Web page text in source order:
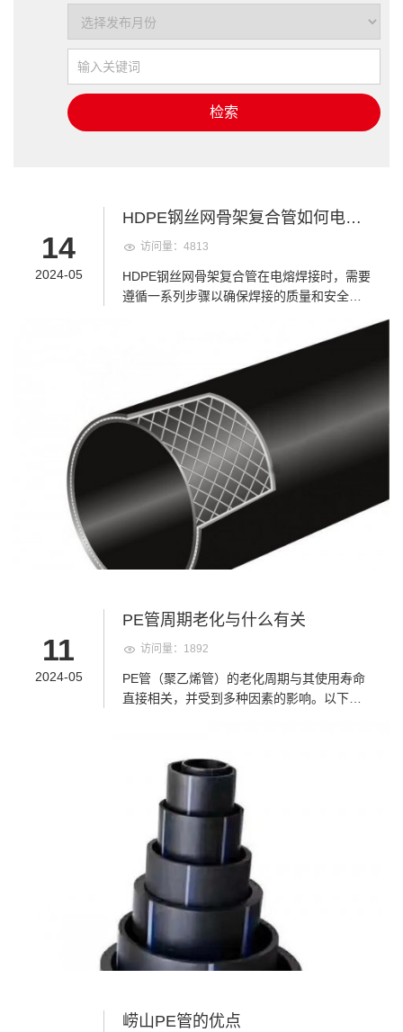
检索
14
2024-05
HDPE钢丝网骨架复合管如何电熔
焊接？
访问量：4813
HDPE钢丝网骨架复合管在电熔焊接时，需要
遵循一系列步骤以确保焊接的质量和安全
之前，确保工作环境安全，并准备好所需的
工具和材料。检查电熔焊机是否正常运行，
并确保其接地良好。同时，清除管道端口的
油污、氧化物等杂质，以保证焊接质量。 2.
切割与打磨：根据需要的长度，使用合适的
工具将管道切断，并确保切口平整光滑。然
后，打磨掉连接口的氧化层，去除污垢，并
标出深浅线，以便于后续的套管操作。 3.套
管与焊接：将管材套到规定刻度，确保管材
与连接口对齐。使用电熔焊机将管材与连接
口进行焊接。在焊接过程中，需要根据管材
的材质和规格调整焊机的参数，如电流、电
与检查：焊接完成后，使用专业的工具对连
上，以保证连接处的平整和密封性。随后，
对焊缝进行仔细检查，确保没有气泡、裂纹
或其他缺陷。 5.冷却与后续处理：焊接完成
接质量和外观。 需要注意的是，在电熔焊接
过程中，安全始终是第一位的。操作人员应
穿戴好防护用品，遵循操作规程，确保电源
线和焊接设备的连接牢固可靠。同时，要注
意周围环境的安全，确保没有易燃易爆物
品，以防止火灾和爆炸事故的发生。 HDPE
钢丝网骨架复合管的电熔焊接需要仔细准备
和操作，以确保焊接质量和安全性。遵循正
确的步骤和注意事项，可以有效地提高焊接
效率和成功率。
11
2024-05
PE管周期老化与什么有关
访问量：1892
PE管（聚乙烯管）的老化周期与其使用寿命
直接相关，并受到多种因素的影响。以下是
使用寿命。优质的PE原料通常具有更高的耐
老化性能，能够抵抗长时间使用的自然老化
过程。而使用回收料、混配料或质量较差的
原料可能会降低PE管的强度和耐温性能，从
而缩短其使用寿命。 2.环境因素：PE管的使
用环境对其老化周期有重要影响。例如，暴
露在阳光下的PE管会受到紫外线的照射，加
速其表面氧化和老化过程。此外，高温、低
温、酸碱腐蚀、土壤中的化学物质等因素都
可能对PE管造成损害，缩短其使用寿命。 3.
安装质量：PE管的安装质量直接影响其使用
寿命。如果安装过程中存在损伤、划伤或连
程中出现泄漏、破裂等故障，从而缩短其使
崂山PE管的优点